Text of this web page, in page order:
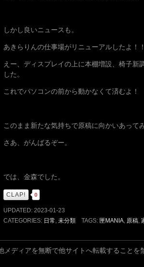
しかし良いニュースも。
あきらりんの仕事場がリニューアルしたよ！
えー、ディスプレイの上に本棚増設、椅子新
した。
これでパソコンの前から動かなくて済むよ！
このまま新たな気持ちで原稿に向かいあって
さあ、がんばるぞー。
では、金森でした。
CLAP! 0
UPDATED: 2023-01-23
CATEGORIES: 日常 未分類 TAGS: 匣MANIA, 原稿,
ディアを無断で他サイトへ転載することを